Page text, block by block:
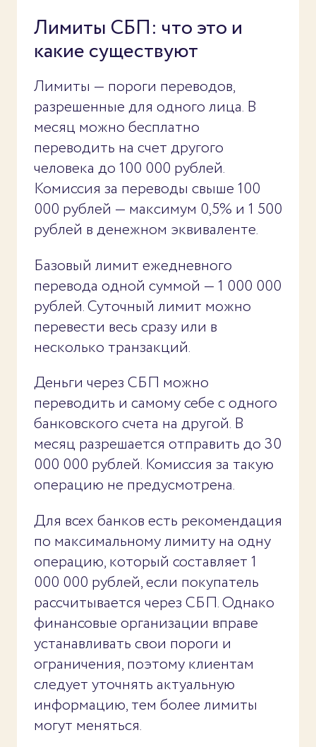
Лимиты СБП: что это и
какие существуют
Лимиты — пороги переводов,
разрешенные для одного лица. В
месяц можно бесплатно
переводить на счет другого
человека до 100 000 рублей.
Комиссия за переводы свыше 100
000 рублей — максимум 0,5% и 1 500
рублей в денежном эквиваленте.
Базовый лимит ежедневного
перевода одной суммой — 1 000 000
рублей. Суточный лимит можно
перевести весь сразу или в
несколько транзакций.
Деньги через СБП можно
переводить и самому себе с одного
банковского счета на другой. В
месяц разрешается отправить до 30
000 000 рублей. Комиссия за такую
операцию не предусмотрена.
Для всех банков есть рекомендация
по максимальному лимиту на одну
операцию, который составляет 1
000 000 рублей, если покупатель
рассчитывается через СБП. Однако
финансовые организации вправе
устанавливать свои пороги и
ограничения, поэтому клиентам
следует уточнять актуальную
информацию, тем более лимиты
могут меняться.